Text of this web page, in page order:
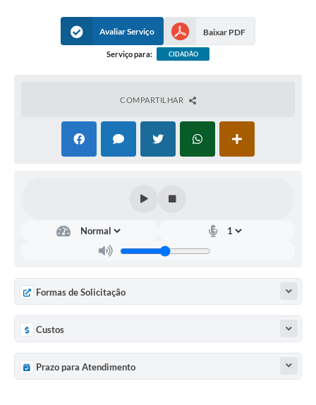
Avaliar Serviço Baixar PDF
Serviço para: CIDADÃO
COMPARTILHAR
Formas de Solicitação
Custos
Prazo para Atendimento